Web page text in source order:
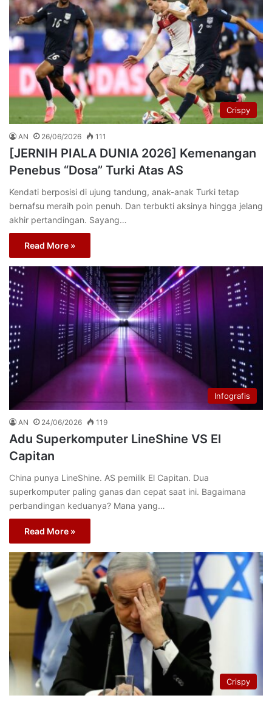
Crispy
AN 26/06/2026 111
[JERNIH PIALA DUNIA 2026] Kemenangan
Penebus “Dosa” Turki Atas AS
Kendati berposisi di ujung tandung, anak-anak Turki tetap
bernafsu meraih poin penuh. Dan terbukti aksinya hingga jelang
akhir pertandingan. Sayang…
Read More »
Infografis
AN 24/06/2026 119
Adu Superkomputer LineShine VS El
Capitan
China punya LineShine. AS pemilik El Capitan. Dua
superkomputer paling ganas dan cepat saat ini. Bagaimana
perbandingan keduanya? Mana yang…
Read More »
Crispy